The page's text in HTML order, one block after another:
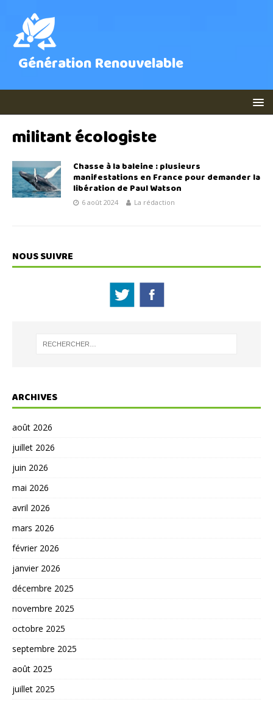
Génération Renouvelable
militant écologiste
Chasse à la baleine : plusieurs
manifestations en France pour demander la
libération de Paul Watson
6 août 2024 La rédaction
NOUS SUIVRE
ARCHIVES
août 2026
juillet 2026
juin 2026
mai 2026
avril 2026
mars 2026
février 2026
janvier 2026
décembre 2025
novembre 2025
octobre 2025
septembre 2025
août 2025
juillet 2025